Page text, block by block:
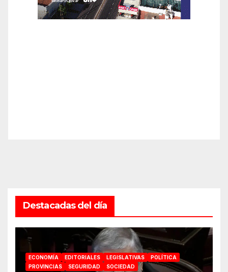
Destacadas del día
ECONOMÍA EDITORIALES LEGISLATIVAS
POLÍTICA
PROVINCIAS
SEGURIDAD SOCIEDAD